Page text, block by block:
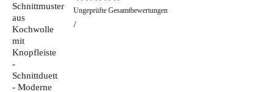
Bewertet mit
5.00von 5
Ungeprüfte Gesamtbewertungen